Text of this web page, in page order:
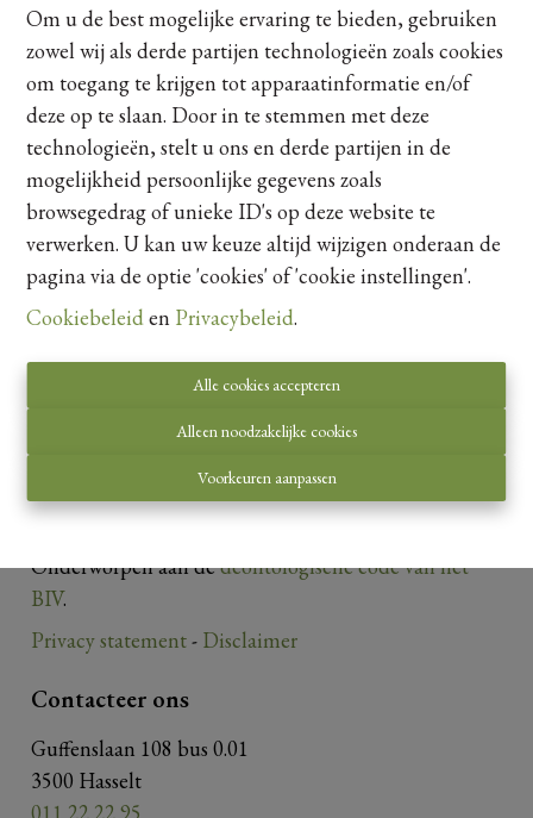
Om u de best mogelijke ervaring te bieden, gebruiken
zowel wij als derde partijen technologieën zoals cookies
om toegang te krijgen tot apparaatinformatie en/of
deze op te slaan. Door in te stemmen met deze
technologieën, stelt u ons en derde partijen in de
mogelijkheid persoonlijke gegevens zoals
browsegedrag of unieke ID's op deze website te
verwerken. U kan uw keuze altijd wijzigen onderaan de
pagina via de optie 'cookies' of 'cookie instellingen'.
Cookiebeleiden Privacybeleid.
Alle cookies accepteren
Alleen noodzakelijke cookies
Voorkeuren aanpassen
personalisatiemogelijkheden creëer je jouw droomhuis.
Alle woningen hebben een E-peil onder nul, met een
impact boven verwachting!Jouw woning is
energieneutraal: je wekt meer op dan je verbruikt. Goed
voor het milieu én je portemonnee!
Maak een afspraak
Toezichthoudende autoriteit:
Beroepsinstituut van Vastgoedmakelaars,
Onderworpen aan dedeontologische code van het
BIV.
Privacy statement- Disclaimer
Contacteer ons
Guffenslaan 108 bus 0.01
3500 Hasselt